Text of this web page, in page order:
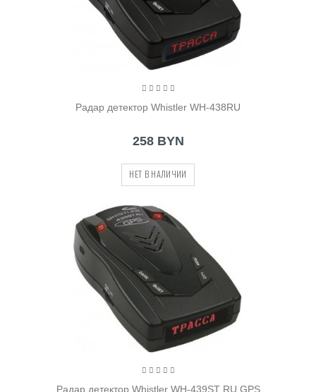
Радар детектор Whistler WH-438RU
258 BYN
НЕТ В НАЛИЧИИ
Радар детектор Whistler WH-439ST RU GPS